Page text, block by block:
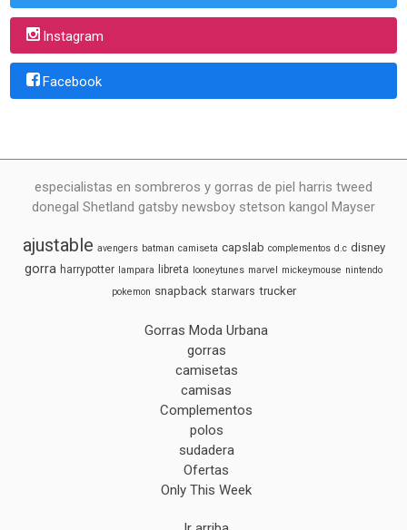
Instagram
Facebook
especialistas en sombreros y gorras de piel harris tweed
donegal Shetland gatsby newsboy stetson kangol Mayser
ajustable avengers batman camiseta capslab complementos d.c disney
gorra harrypotter lampara libreta looneytunes marvel mickeymouse nintendo
pokemon snapback starwars trucker
Gorras Moda Urbana
gorras
camisetas
camisas
Complementos
polos
sudadera
Ofertas
Only This Week